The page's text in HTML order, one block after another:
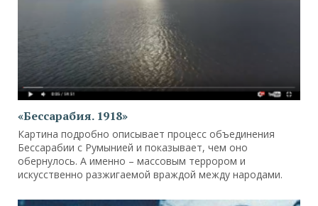
«Бессарабия. 1918»
Картина подробно описывает процесс объединения
Бессарабии с Румынией и показывает, чем оно
обернулось. А именно – массовым террором и
искусственно разжигаемой враждой между народами.